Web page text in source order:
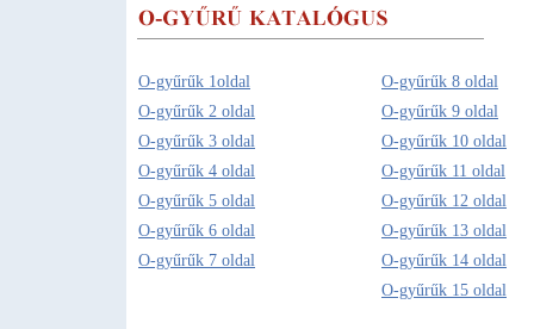
O-gyűrűk 1oldal
O-gyűrűk 8 oldal
O-gyűrűk 2 oldal
O-gyűrűk 9 oldal
O-gyűrűk 3 oldal
O-gyűrűk 10 oldal
O-gyűrűk 4 oldal
O-gyűrűk 11 oldal
O-gyűrűk 5 oldal
O-gyűrűk 12 oldal
O-gyűrűk 6 oldal
O-gyűrűk 13 oldal
O-gyűrűk 7 oldal
O-gyűrűk 14 oldal
O-gyűrűk 15 oldal